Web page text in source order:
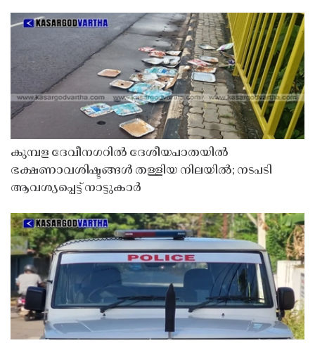
കുമ്പള ദേവീനഗറിൽ ദേശീയപാതയിൽ
ഭക്ഷണാവശിഷ്ടങ്ങൾ തള്ളിയ നിലയിൽ; നടപടി
ആവശ്യപ്പെട്ട് നാട്ടുകാർ